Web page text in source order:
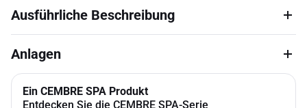
Ausführliche Beschreibung
Anlagen
Ein CEMBRE SPA Produkt
Entdecken Sie die CEMBRE SPA-Serie